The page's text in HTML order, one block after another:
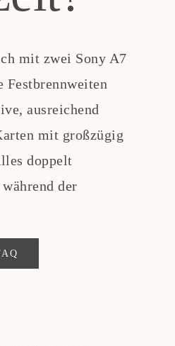
mit zwei Sony A7
ausreichend
mit großzügig
doppelt
der